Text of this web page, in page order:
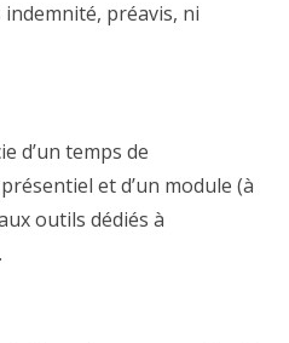
préavis, ni
d’un temps de
et d’un module (à
outils dédiés à